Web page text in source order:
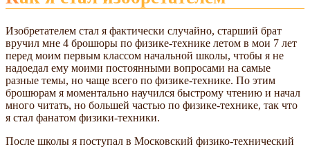
Изобретателем стал я фактически случайно, старший брат
вручил мне 4 брошюры по физике-технике летом в мои 7 лет
перед моим первым классом начальной школы, чтобы я не
надоедал ему моими постоянными вопросами на самые
разные темы, но чаще всего по физике-технике. По этим
брошюрам я моментально научился быстрому чтению и начал
много читать, но большей частью по физике-технике, так что
я стал фанатом физики-техники.
После школы я поступал в Московский физико-технический